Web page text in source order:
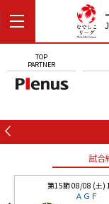
TOP
PARTNER
試合
第15節 08/08 (土)
ＡＧＦ